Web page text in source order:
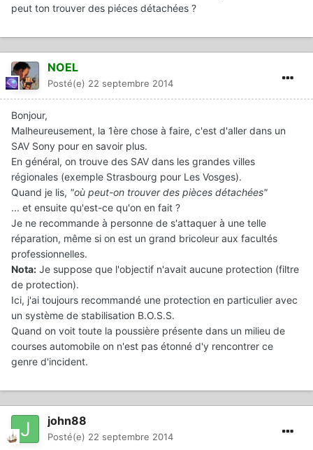
peut ton trouver des piéces détachées ?
NOEL
Posté(e) 22 septembre 2014
Bonjour,
Malheureusement, la 1ère chose à faire, c'est d'aller dans un
SAV Sony pour en savoir plus.
En général, on trouve des SAV dans les grandes villes
régionales (exemple Strasbourg pour Les Vosges).
Quand je lis, "où peut-on trouver des pièces détachées"
... et ensuite qu'est-ce qu'on en fait ?
Je ne recommande à personne de s'attaquer à une telle
réparation, même si on est un grand bricoleur aux facultés
professionnelles.
Nota: Je suppose que l'objectif n'avait aucune protection (filtre
de protection).
Ici, j'ai toujours recommandé une protection en particulier avec
un système de stabilisation B.O.S.S.
Quand on voit toute la poussière présente dans un milieu de
courses automobile on n'est pas étonné d'y rencontrer ce
genre d'incident.
john88
Posté(e) 22 septembre 2014